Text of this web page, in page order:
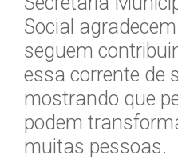
Social
seguem
essa corrente de
mostrando que
podem
muitas pessoas.